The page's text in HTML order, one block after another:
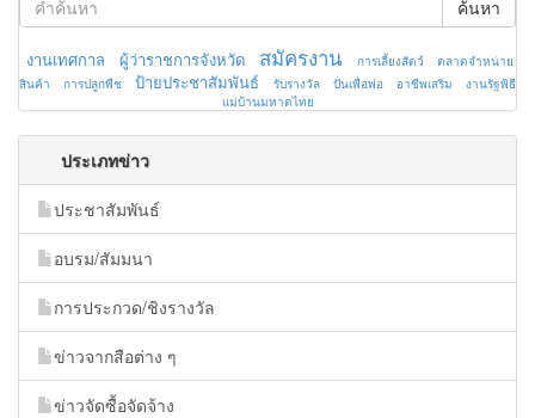
ค้นหา
งานเทศกาล ผู้ว่าราชการจังหวัด สมัครงาน การเลี้ยงสัตว์
ตลาดจำหน่าย
สินค้า
การปลูกพืช ป้ายประชาสัมพันธ์ รับรางวัล ปั่นเพื่อพ่อ อาชีพเสริม
งานรัฐพิธี
แม่บ้านมหาดไทย
ประเภทข่าว
ประชาสัมพันธ์
อบรม/สัมมนา
การประกวด/ชิงรางวัล
ข่าวจากสือต่าง ๆ
ข่าวจัดซื้อจัดจ้าง